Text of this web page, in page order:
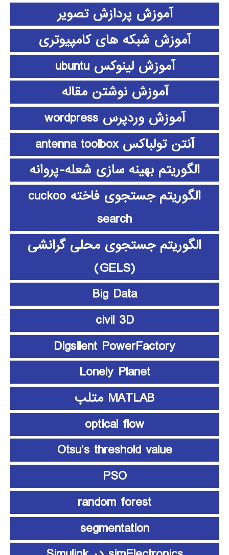
آموزش پردازش تصویر
آموزش شبکه های کامپیوتری
آموزش لینوکس ubuntu
آموزش نوشتن مقاله
آموزش وردپرس wordpress
آنتن تولباکس antenna toolbox
الگوریتم بهینه سازی شعله-پروانه
الگوریتم جستجوی فاخته cuckoo
search
الگوریتم جستجوی محلی گرانشی
(GELS)
Big Data
civil 3D
Digsilent PowerFactory
Lonely Planet
MATLAB متلب
optical flow
Otsu’s threshold value
PSO
random forest
segmentation